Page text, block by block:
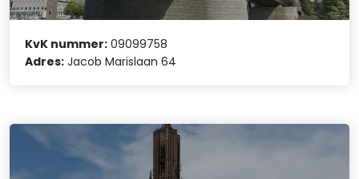
KvK nummer: 09099758
Adres: Jacob Marislaan 64